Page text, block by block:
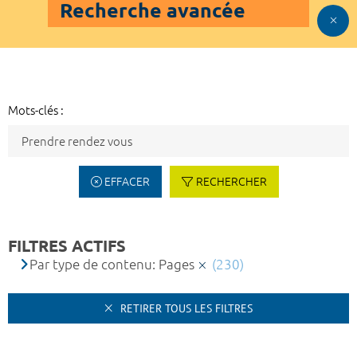
Recherche avancée
Mots-clés :
EFFACER RECHERCHER
FILTRES ACTIFS
Par type de contenu: Pages (230)
RETIRER TOUS LES FILTRES